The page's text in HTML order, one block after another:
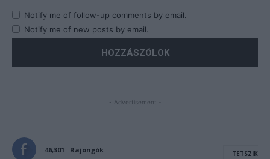
Notify me of follow-up comments by email.
Notify me of new posts by email.
- Advertisement -
46,301 Rajongók TETSZIK